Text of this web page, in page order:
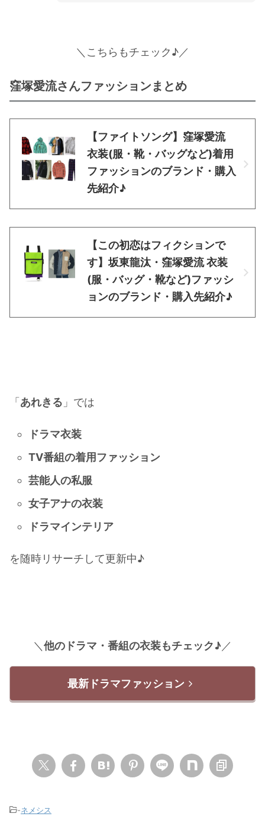
＼ こちらもチェック♪／
窪塚愛流さんファッションまとめ
【ファイトソング】窪塚愛流
衣装(服・靴・バッグなど)着用
ファッションのブランド・購入
先紹介♪
【この初恋はフィクションで
す】坂東龍汰・窪塚愛流 衣装
(服・バッグ・靴など)ファッシ
ョンのブランド・購入先紹介♪
「 あれきる 」では
ドラマ衣装
TV番組の着用ファッション
芸能人の私服
女子アナの衣装
ドラマインテリア
を随時リサーチして更新中♪
＼ 他のドラマ・番組の衣装もチェック♪ ／
最新ドラマファッション
-ネメシス